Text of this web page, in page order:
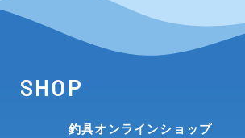
SHOP
釣具オンラインショップ